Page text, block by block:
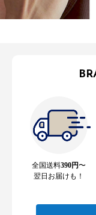
全国送料390円〜
翌日お届けも！